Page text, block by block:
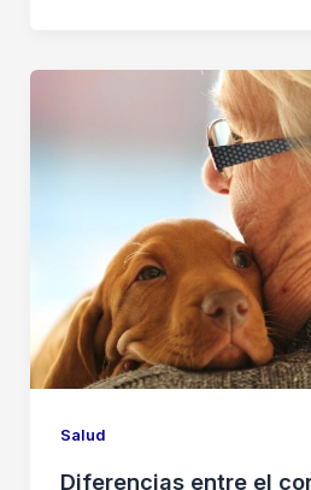
Salud
Diferencias entre el